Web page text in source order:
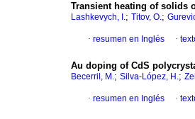
Transient heating of solids
Lashkevych, I.; Titov, O.;
· resumen en Inglés ·
Au doping of CdS
Becerril, M.; Silva-López, H.;
· resumen en Inglés ·